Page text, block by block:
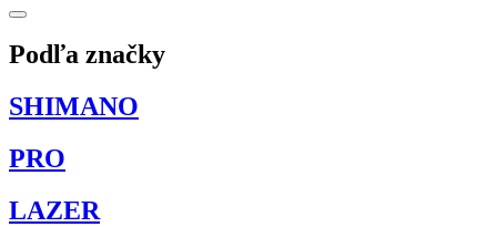
Podľa značky
SHIMANO
PRO
LAZER